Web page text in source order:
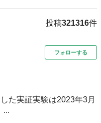
投稿321316件
フォローする
た実証実験は2023年3月
...